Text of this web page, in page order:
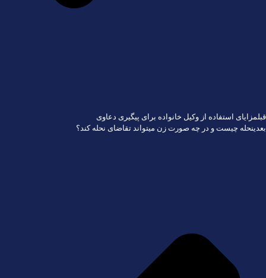
قبلمزایای استفاده از وکیل خانواده برای پیگیری دعاوی
بعدینحله چیست و در چه صورت زن میتواند تقاضای نحله کند؟